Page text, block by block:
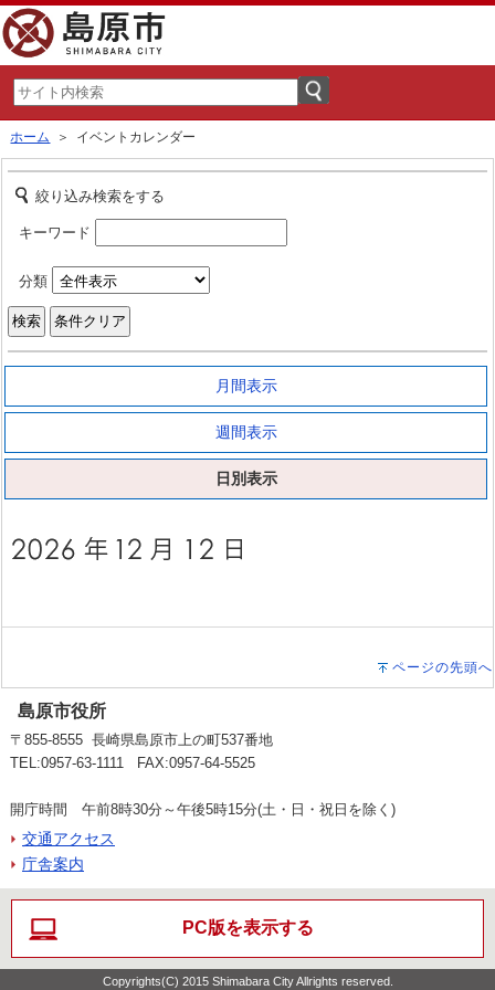
ホーム ＞ イベントカレンダー
絞り込み検索をする
キーワード
分類
月間表示
週間表示
日別表示
ページの先頭へ
島原市役所
〒855-8555 長崎県島原市上の町537番地
TEL:0957-63-1111 FAX:0957-64-5525
開庁時間 午前8時30分～午後5時15分(土・日・祝日を除く)
交通アクセス
庁舎案内
PC版を表示する
Copyrights(C) 2015 Shimabara City Allrights reserved.